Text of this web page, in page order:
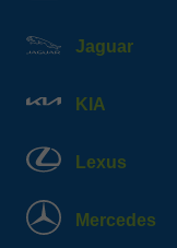
Jaguar
KIA
Lexus
Mercedes